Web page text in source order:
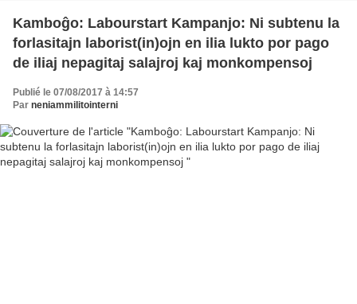
Kamboĝo: Labourstart Kampanjo: Ni subtenu la
forlasitajn laborist(in)ojn en ilia lukto por pago
de iliaj nepagitaj salajroj kaj monkompensoj
Publié le 07/08/2017 à 14:57
Par neniammilitointerni